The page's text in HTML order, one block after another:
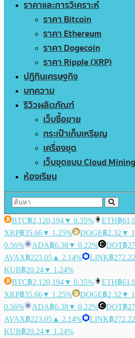
ราคาและการวิเคราะห์
ราคา Bitcoin
ราคา Ethereum
ราคา Dogecoin
ราคา Ripple (XRP)
ปฏิทินเศรษฐกิจ
บทความ
รีวิวผลิตภัณฑ์
เว็บซื้อขาย
กระเป๋าเก็บเหรียญ
เครื่องขุด
เว็บขุดแบบ Cloud Mining
ห้องเรียน
BTC฿2,120,194▼ 0.35% ETH฿
XRP฿35.66▼ 1.25% DOGE฿2.32 ▼
0.56%
ADA฿6.38▼ 0.22% DOT฿
AVAX฿223.05 ▲ 2.14% LINK฿272.22
KUB฿20.24▼ 1.24%
BTC฿2,120,194▼ 0.35% ETH฿
XRP฿35.66▼ 1.25% DOGE฿2.32 ▼
0.56%
ADA฿6.38▼ 0.22% DOT฿
AVAX฿223.05 ▲ 2.14% LINK฿272.22
KUB฿20.24▼ 1.24%